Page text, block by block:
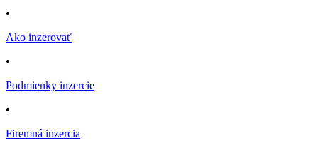
•
Ako inzerovať
•
Podmienky inzercie
•
Firemná inzercia